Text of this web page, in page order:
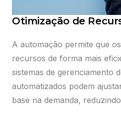
Otimização de
A automação permite que
recursos de forma mais
sistemas de gerenciamento
automatizados podem
base na demanda,